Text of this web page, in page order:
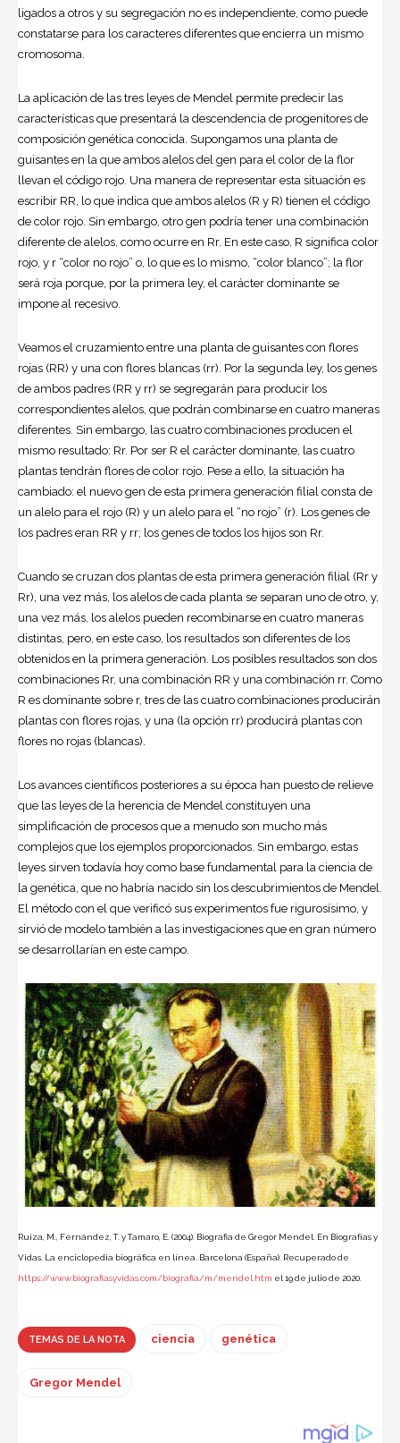
ligados a otros y su segregación no es independiente, como puede
constatarse para los caracteres diferentes que encierra un mismo
cromosoma.
La aplicación de las tres leyes de Mendel permite predecir las
características que presentará la descendencia de progenitores de
composición genética conocida. Supongamos una planta de
guisantes en la que ambos alelos del gen para el color de la flor
llevan el código rojo. Una manera de representar esta situación es
escribir RR, lo que indica que ambos alelos (R y R) tienen el código
de color rojo. Sin embargo, otro gen podría tener una combinación
diferente de alelos, como ocurre en Rr. En este caso, R significa color
rojo, y r “color no rojo” o, lo que es lo mismo, “color blanco”; la flor
será roja porque, por la primera ley, el carácter dominante se
impone al recesivo.
Veamos el cruzamiento entre una planta de guisantes con flores
rojas (RR) y una con flores blancas (rr). Por la segunda ley, los genes
de ambos padres (RR y rr) se segregarán para producir los
correspondientes alelos, que podrán combinarse en cuatro maneras
diferentes. Sin embargo, las cuatro combinaciones producen el
mismo resultado: Rr. Por ser R el carácter dominante, las cuatro
plantas tendrán flores de color rojo. Pese a ello, la situación ha
cambiado: el nuevo gen de esta primera generación filial consta de
un alelo para el rojo (R) y un alelo para el “no rojo” (r). Los genes de
los padres eran RR y rr; los genes de todos los hijos son Rr.
Cuando se cruzan dos plantas de esta primera generación filial (Rr y
Rr), una vez más, los alelos de cada planta se separan uno de otro, y,
una vez más, los alelos pueden recombinarse en cuatro maneras
distintas, pero, en este caso, los resultados son diferentes de los
obtenidos en la primera generación. Los posibles resultados son dos
combinaciones Rr, una combinación RR y una combinación rr. Como
R es dominante sobre r, tres de las cuatro combinaciones producirán
plantas con flores rojas, y una (la opción rr) producirá plantas con
flores no rojas (blancas).
Los avances científicos posteriores a su época han puesto de relieve
que las leyes de la herencia de Mendel constituyen una
simplificación de procesos que a menudo son mucho más
complejos que los ejemplos proporcionados. Sin embargo, estas
leyes sirven todavía hoy como base fundamental para la ciencia de
la genética, que no habría nacido sin los descubrimientos de Mendel.
El método con el que verificó sus experimentos fue rigurosísimo, y
sirvió de modelo también a las investigaciones que en gran número
se desarrollarían en este campo.
Ruiza, M., Fernández, T. y Tamaro, E. (2004). Biografia de Gregor Mendel. En Biografías y
Vidas. La enciclopedia biográfica en línea. Barcelona (España). Recuperado de
https://www.biografiasyvidas.com/biografia/m/mendel.htm el 19 de julio de 2020.
TEMAS DE LA NOTA ciencia genética
Gregor Mendel